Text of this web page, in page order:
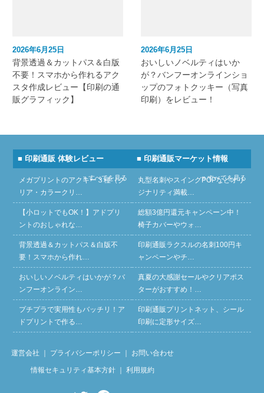
2026年6月25日
背景透過＆カットパス＆白版
不要！スマホから作れるアク
スタ作成レビュー【印刷の通
販グラフィック】
2026年6月25日
おいしいノベルティはいか
が？バンフーオンラインショ
ップのフォトクッキー（写真
印刷）をレビュー！
■ 印刷通販 体験レビュー
» すべてを見る
メガプリントのアクキー３種（ク
リア・カラークリ…
【小ロットでもOK！】アドプリ
ントのおしゃれな…
背景透過＆カットパス＆白版不
要！スマホから作れ…
おいしいノベルティはいかが？バ
ンフーオンライン…
プチプラで実用性もバッチリ！ア
ドプリントで作る…
■ 印刷通販マーケット情報
» すべてを見る
丸型名刺やスイングPOPなどオリ
ジナリティ満載…
総額3億円還元キャンペーン中！
椅子カバーやウォ…
印刷通販ラクスルの名刺100円キ
ャンペーンやチ…
真夏の大感謝セールやクリアポス
ターがおすすめ！…
印刷通販プリントネット、シール
印刷に定形サイズ…
運営会社 プライバシーポリシー お問い合わせ
情報セキュリティ基本方針｜ 利用規約